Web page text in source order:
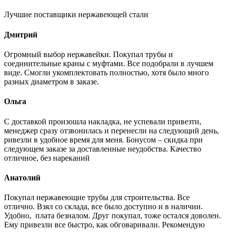
Лучшие поставщики нержавеющей стали
Дмитрий
Огромный выбор нержавейки. Покупал трубы и
соединительные краны с муфтами. Все подобрали в лучшем
виде. Смогли укомплектовать полностью, хотя было много
разных диаметром в заказе.
Ольга
С доставкой произошла накладка, не успевали привезти,
менеджер сразу отзвонилась и перенесли на следующий день,
ривезли в удобное время для меня. Бонусом – скидка при
следующем заказе за доставленные неудобства. Качество
отличное, без нареканий
Анатолий
Покупал нержавеющие трубы для строительства. Все
отлично. Взял со склада, все было доступно и в наличии.
Удобно, плата безналом. Друг покупал, тоже остался доволен.
Ему привезли все быстро, как обговаривали. Рекомендую